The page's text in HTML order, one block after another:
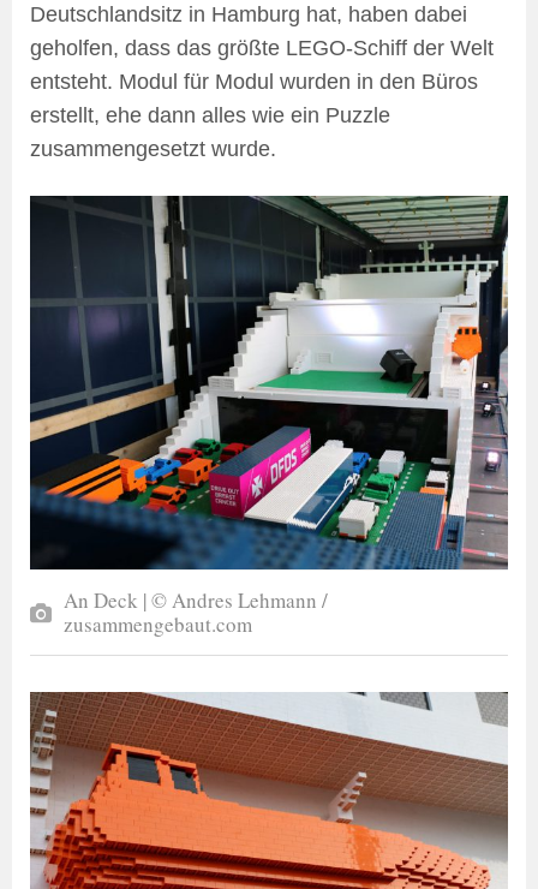
Deutschlandsitz in Hamburg hat, haben dabei
geholfen, dass das größte LEGO-Schiff der Welt
entsteht. Modul für Modul wurden in den Büros
erstellt, ehe dann alles wie ein Puzzle
zusammengesetzt wurde.
An Deck | © Andres Lehmann /
zusammengebaut.com